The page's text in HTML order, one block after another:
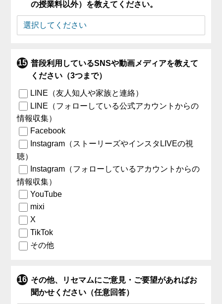
の授業料以外）を教えてください。
普段利用しているSNSや動画メディアを教えて
ください（3つまで）
LINE（友人知人や家族と連絡）
LINE（フォローしている公式アカウントからの
情報収集）
Facebook
Instagram（ストーリーズやインスタLIVEの視
聴）
Instagram（フォローしているアカウントからの
情報収集）
YouTube
mixi
X
TikTok
その他
その他、リセマムにご意見・ご要望があればお
聞かせください（任意回答）